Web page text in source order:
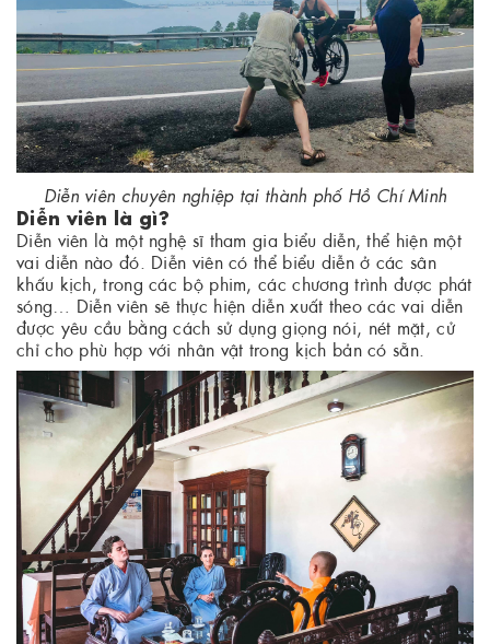
Diễn viên chuyên nghiệp tại thành phố Hồ Chí Minh
Diễn viên là gì?
Diễn viên là một nghệ sĩ tham gia biểu diễn, thể hiện một
vai diễn nào đó. Diễn viên có thể biểu diễn ở các sân
khấu kịch, trong các bộ phim, các chương trình được phát
sóng… Diễn viên sẽ thực hiện diễn xuất theo các vai diễn
được yêu cầu bằng cách sử dụng giọng nói, nét mặt, cử
chỉ cho phù hợp với nhân vật trong kịch bản có sẵn.